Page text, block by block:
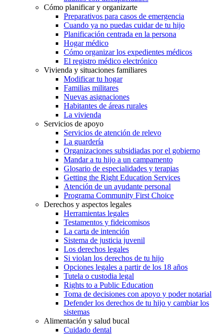
Cómo planificar y organizarte
Preparativos para casos de emergencia
Cuando ya no puedas cuidar de tu hijo
Planificación centrada en la persona
Hogar médico
Cómo organizar los expedientes médicos
El registro médico electrónico
Vivienda y situaciones familiares
Modificar tu hogar
Familias militares
Nuevas asignaciones
Habitantes de áreas rurales
La vivienda
Servicios de apoyo
Servicios de atención de relevo
La guardería
Organizaciones subsidiadas por el gobierno
Mandar a tu hijo a un campamento
Glosario de especialidades y terapias
Getting the Right Education Services
Atención de un ayudante personal
Programa Community First Choice
Derechos y aspectos legales
Herramientas legales
Testamentos y fideicomisos
La carta de intención
Sistema de justicia juvenil
Los derechos legales
Si violan los derechos de tu hijo
Opciones legales a partir de los 18 años
Tutela o custodia legal
Rights to a Public Education
Toma de decisiones con apoyo y poder notarial
Defender los derechos de tu hijo y cambiar los
sistemas
Alimentación y salud bucal
Cuidado dental